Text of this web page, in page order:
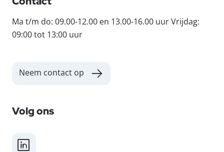
Ma t/m do: 09.00-12.00 en 13.00-16.00 uur Vrijdag:
09:00 tot 13:00 uur
Neem contact op
Volg ons
LinkedIn